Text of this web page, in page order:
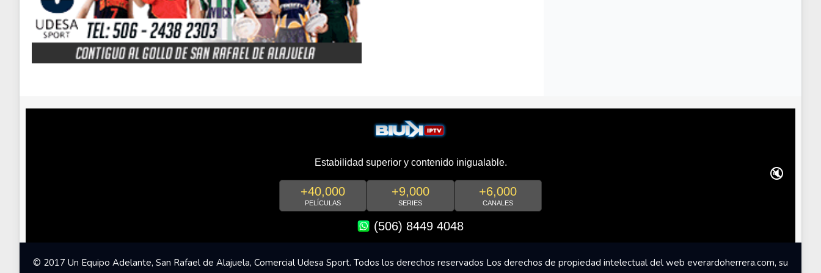
Estabilidad superior y contenido inigualable.
+40,000
PELÍCULAS
+9,000
SERIES
+6,000
CANALES
(506) 8449 4048
🔇
© 2017 Un Equipo Adelante, San Rafael de Alajuela, Comercial Udesa Sport. Todos los derechos reservados Los derechos de propiedad intelectual del web everardoherrera.com, su